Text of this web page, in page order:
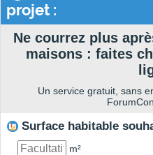
projet :
Ne courrez plus
maisons : faites
Un service gratuit, sans
Surface habitable
m²